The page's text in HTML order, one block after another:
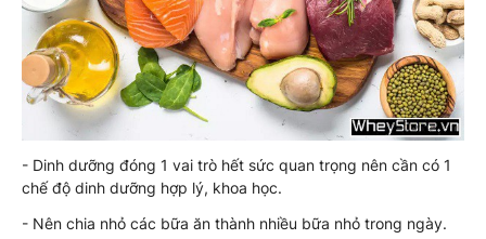
- Dinh dưỡng đóng 1 vai trò hết sức quan trọng nên cần có 1
chế độ dinh dưỡng hợp lý, khoa học.
- Nên chia nhỏ các bữa ăn thành nhiều bữa nhỏ trong ngày.